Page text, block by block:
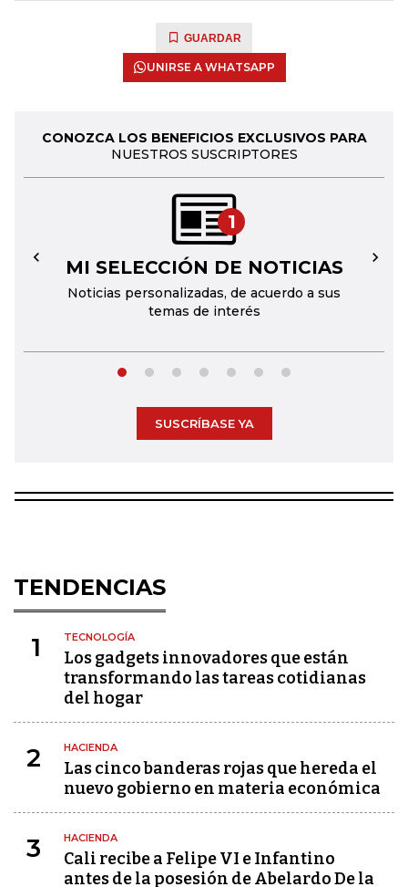
GUARDAR
UNIRSE A WHATSAPP
CONOZCA LOS BENEFICIOS EXCLUSIVOS PARA
NUESTROS SUSCRIPTORES
1
MI SELECCIÓN DE NOTICIAS
Noticias personalizadas, de acuerdo a sus
temas de interés
← →
SUSCRÍBASE YA
TENDENCIAS
1 TECNOLOGÍA
Los gadgets innovadores que están
transformando las tareas cotidianas
del hogar
2 HACIENDA
Las cinco banderas rojas que hereda el
nuevo gobierno en materia económica
3 HACIENDA
Cali recibe a Felipe VI e Infantino
antes de la posesión de Abelardo De la